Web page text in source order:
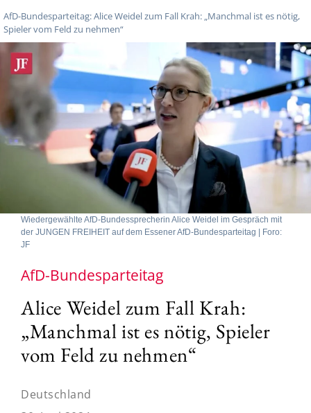
AfD-Bundesparteitag: Alice Weidel zum Fall Krah: „Manchmal ist es nötig,
Spieler vom Feld zu nehmen“
Wiedergewählte AfD-Bundessprecherin Alice Weidel im Gespräch mit
der JUNGEN FREIHEIT auf dem Essener AfD-Bundesparteitag | Foro:
JF
AfD-Bundesparteitag
Alice Weidel zum Fall Krah:
„Manchmal ist es nötig, Spieler
vom Feld zu nehmen“
Deutschland